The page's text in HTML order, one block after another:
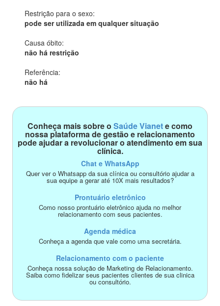
Restrição para o sexo:
pode ser utilizada em qualquer situação
Causa óbito:
não há restrição
Referência:
não há
Conheça mais sobre o Saúde Vianete como
nossa plataforma de gestão e relacionamento
pode ajudar a revolucionar o atendimento em sua
clínica.
Chat e WhatsApp
Quer ver o Whatsapp da sua clínica ou consultório ajudar a
sua equipe a gerar até 10X mais resultados?
Prontuário eletrônico
Como nosso prontuário eletrônico ajuda no melhor
relacionamento com seus pacientes.
Agenda médica
Conheça a agenda que vale como uma secretária.
Relacionamento com o paciente
Conheça nossa solução de Marketing de Relacionamento.
Saiba como fidelizar seus pacientes clientes de sua clinica
ou consultório.